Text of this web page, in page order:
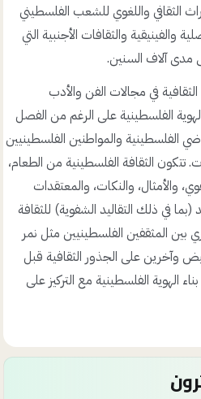
الثقافي واللغوي للشعب الفلسطيني
والفينيقية والثقافات الأجنبية التي
آلاف السنين.
في مجالات الفن والأدب
الفلسطينية على الرغم من الفصل
الفلسطينية والمواطنين الفلسطينيين
تتكون الثقافة الفلسطينية من الطعام،
والأمثال، والنكات، والمعتقدات
(بما في ذلك التقاليد الشفوية) للثقافة
بين المثقفين الفلسطينيين مثل نمر
على الجذور الثقافية قبل
الهوية الفلسطينية مع التركيز على